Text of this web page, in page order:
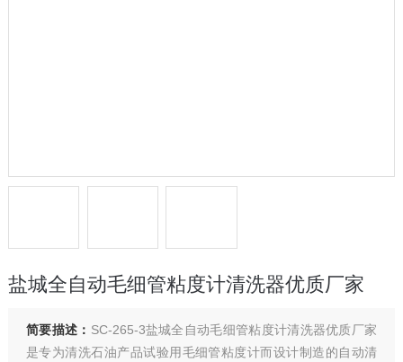
盐城全自动毛细管粘度计清洗器优质厂家
简要描述： SC-265-3盐城全自动毛细管粘度计清洗器优质厂家
是专为清洗石油产品试验用毛细管粘度计而设计制造的自动清